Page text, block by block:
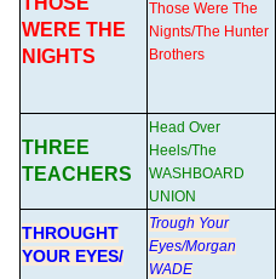
WERE THE
NIGHTS
Those Were The
Nignts/The Hunter
Brothers
THREE
TEACHERS
Head Over
Heels/The
WASHBOARD
UNION
THROUGHT
YOUR EYES/
Trough Your
Eyes/Morgan
WADE